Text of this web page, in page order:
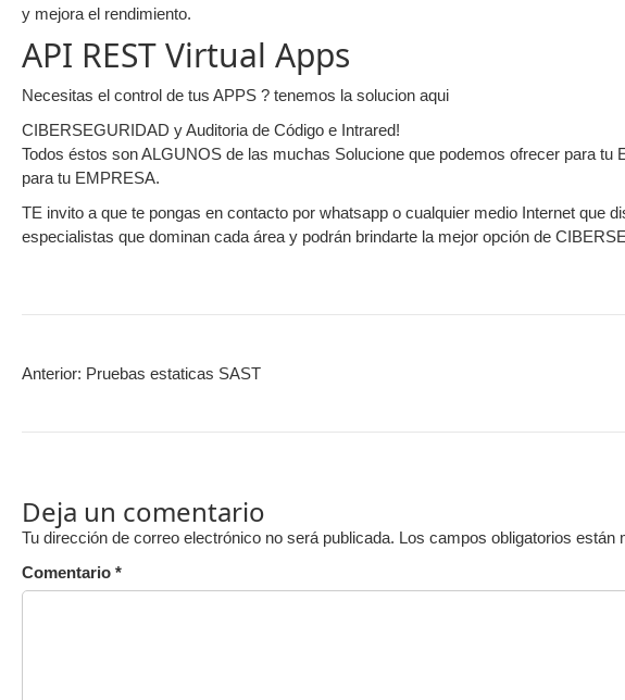
y mejora el rendimiento.
API REST Virtual Apps
Necesitas el control de tus APPS ? tenemos la solucion aqui
CIBERSEGURIDAD y Auditoria de Código e Intrared!
Todos éstos son ALGUNOS de las muchas Solucione que podemos ofrecer para
para tu EMPRESA.
TE invito a que te pongas en contacto por whatsapp o cualquier medio Internet
especialistas que dominan cada área y podrán brindarte la mejor opción de
Anterior: Pruebas estaticas SAST
Deja un comentario
Tu dirección de correo electrónico no será publicada. Los campos obligatorios están
Comentario *